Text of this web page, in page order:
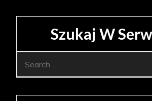
Szukaj W